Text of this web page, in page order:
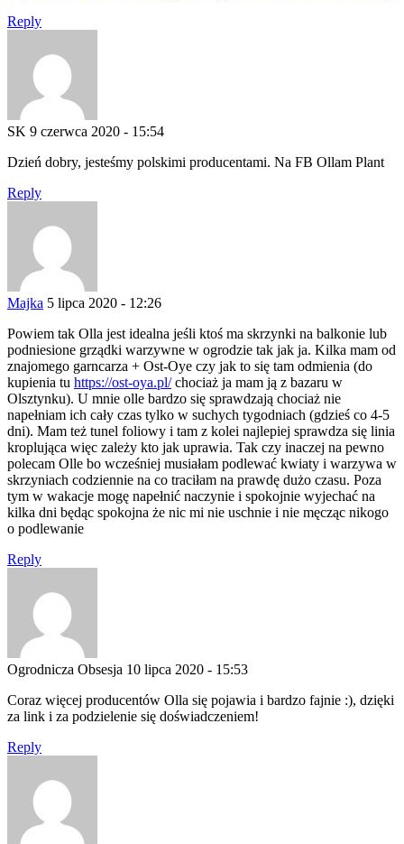
Reply
SK 9 czerwca 2020 - 15:54
Dzień dobry, jesteśmy polskimi producentami. Na FB Ollam Plant
Reply
Majka 5 lipca 2020 - 12:26
Powiem tak Olla jest idealna jeśli ktoś ma skrzynki na balkonie lub
podniesione grządki warzywne w ogrodzie tak jak ja. Kilka mam od
znajomego garncarza + Ost-Oye czy jak to się tam odmienia (do
kupienia tu https://ost-oya.pl/chociaż ja mam ją z bazaru w
Olsztynku). U mnie olle bardzo się sprawdzają chociaż nie
napełniam ich cały czas tylko w suchych tygodniach (gdzieś co 4-5
dni). Mam też tunel foliowy i tam z kolei najlepiej sprawdza się linia
kroplująca więc zależy kto jak uprawia. Tak czy inaczej na pewno
polecam Olle bo wcześniej musiałam podlewać kwiaty i warzywa w
skrzyniach codziennie na co traciłam na prawdę dużo czasu. Poza
tym w wakacje mogę napełnić naczynie i spokojnie wyjechać na
kilka dni będąc spokojna że nic mi nie uschnie i nie męcząc nikogo
o podlewanie
Reply
Ogrodnicza Obsesja 10 lipca 2020 - 15:53
Coraz więcej producentów Olla się pojawia i bardzo fajnie :), dzięki
za link i za podzielenie się doświadczeniem!
Reply